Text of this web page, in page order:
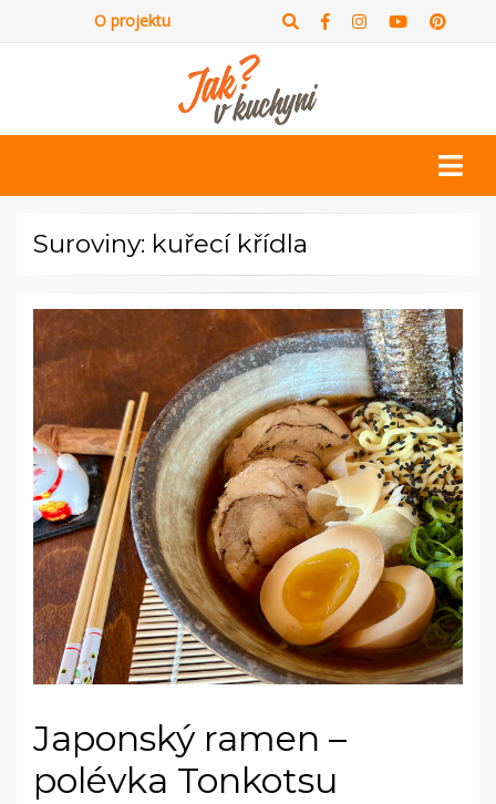
O projektu
Suroviny: kuřecí křídla
Japonský ramen –
polévka Tonkotsu